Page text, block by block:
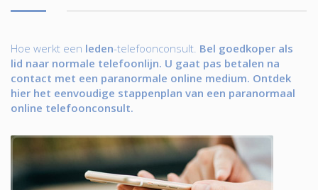
Hoe werkt een leden-telefoonconsult. Bel goedkoper als
lid naar normale telefoonlijn. U gaat pas betalen na
contact met een paranormale online medium. Ontdek
hier het eenvoudige stappenplan van een paranormaal
online telefoonconsult.